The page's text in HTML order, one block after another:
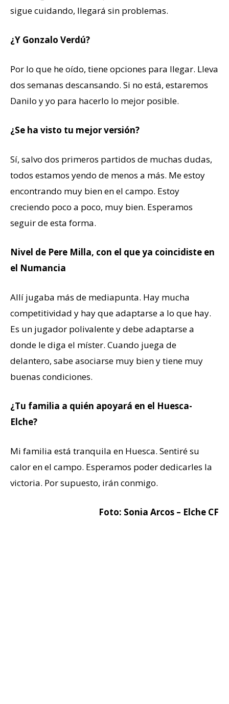
sigue cuidando, llegará sin problemas.
¿Y Gonzalo Verdú?
Por lo que he oído, tiene opciones para llegar. Lleva
dos semanas descansando. Si no está, estaremos
Danilo y yo para hacerlo lo mejor posible.
¿Se ha visto tu mejor versión?
Sí, salvo dos primeros partidos de muchas dudas,
todos estamos yendo de menos a más. Me estoy
encontrando muy bien en el campo. Estoy
creciendo poco a poco, muy bien. Esperamos
seguir de esta forma.
Nivel de Pere Milla, con el que ya coincidiste en
el Numancia
Allí jugaba más de mediapunta. Hay mucha
competitividad y hay que adaptarse a lo que hay.
Es un jugador polivalente y debe adaptarse a
donde le diga el míster. Cuando juega de
delantero, sabe asociarse muy bien y tiene muy
buenas condiciones.
¿Tu familia a quién apoyará en el Huesca-
Elche?
Mi familia está tranquila en Huesca. Sentiré su
calor en el campo. Esperamos poder dedicarles la
victoria. Por supuesto, irán conmigo.
Foto: Sonia Arcos – Elche CF